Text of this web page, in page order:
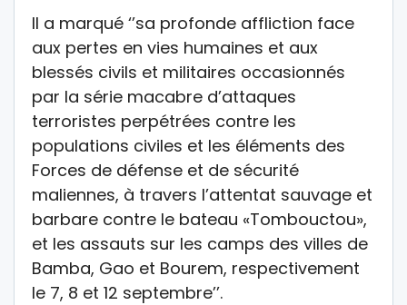
Il a marqué ‘’sa profonde affliction face
aux pertes en vies humaines et aux
blessés civils et militaires occasionnés
par la série macabre d’attaques
terroristes perpétrées contre les
populations civiles et les éléments des
Forces de défense et de sécurité
maliennes, à travers l’attentat sauvage et
barbare contre le bateau «Tombouctou»,
et les assauts sur les camps des villes de
Bamba, Gao et Bourem, respectivement
le 7, 8 et 12 septembre’’.